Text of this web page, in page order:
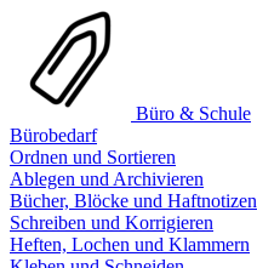
Büro & Schule
Bürobedarf
Ordnen und Sortieren
Ablegen und Archivieren
Bücher, Blöcke und Haftnotizen
Schreiben und Korrigieren
Heften, Lochen und Klammern